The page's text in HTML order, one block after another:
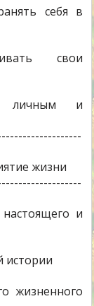
себя в
свои
личным и
жизни
и
истории
жизненного